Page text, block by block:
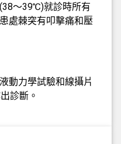
～39℃)就診時所有
處棘突有叩擊痛和壓
力學試驗和線攝片
診斷。